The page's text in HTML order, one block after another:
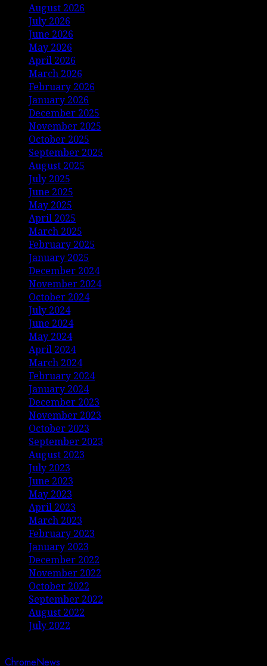
August 2026
July 2026
June 2026
May 2026
April 2026
March 2026
February 2026
January 2026
December 2025
November 2025
October 2025
September 2025
August 2025
July 2025
June 2025
May 2025
April 2025
March 2025
February 2025
January 2025
December 2024
November 2024
October 2024
July 2024
June 2024
May 2024
April 2024
March 2024
February 2024
January 2024
December 2023
November 2023
October 2023
September 2023
August 2023
July 2023
June 2023
May 2023
April 2023
March 2023
February 2023
January 2023
December 2022
November 2022
October 2022
September 2022
August 2022
July 2022
ChromeNews